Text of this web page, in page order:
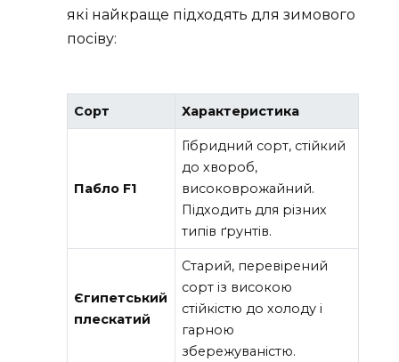
які найкраще підходять для зимового
посіву:
Сорт Характеристика
Пабло F1
Гібридний сорт, стійкий
до хвороб,
високоврожайний.
Підходить для різних
типів ґрунтів.
Єгипетський
плескатий
Старий, перевірений
сорт із високою
стійкістю до холоду і
гарною
збережуваністю.